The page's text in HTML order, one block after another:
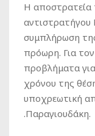
Η αποστρατεία
συμπλήρωση
πρόωρη. Για
προβλήματα
χρόνου της
υποχρεωτική
.Παραγιουδάκη.